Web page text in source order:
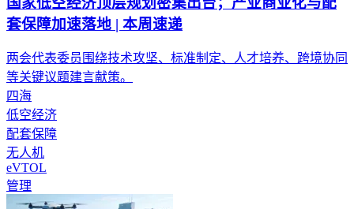
套保障加速落地 | 本周速递
两会代表委员围绕技术攻坚、标准制定、人才培养、跨境协同
等关键议题建言献策。
四海
低空经济
配套保障
无人机
eVTOL
管理